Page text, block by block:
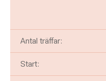
Antal träffar:
Start: